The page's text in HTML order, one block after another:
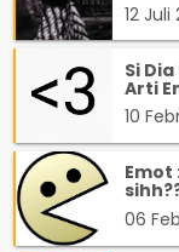
12 Juli
Si
Arti
10
Emot
06